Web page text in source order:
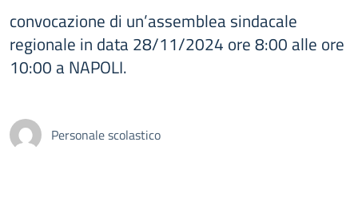
convocazione di un’assemblea sindacale
regionale in data 28/11/2024 ore 8:00 alle ore
10:00 a NAPOLI.
Personale scolastico